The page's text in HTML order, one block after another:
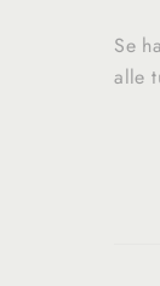
Se
alle